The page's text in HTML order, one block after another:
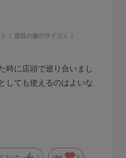
普段の服のサイズ: L
時に店頭で巡り合いまし
しても使えるのはよいな